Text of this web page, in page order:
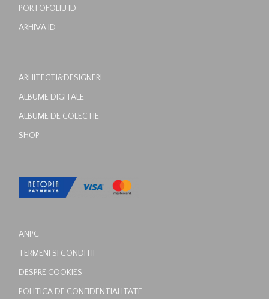
PORTOFOLIU ID
ARHIVA ID
ARHITECTI&DESIGNERI
ALBUME DIGITALE
ALBUME DE COLECTIE
SHOP
ANPC
TERMENI SI CONDITII
DESPRE COOKIES
POLITICA DE CONFIDENTIALITATE